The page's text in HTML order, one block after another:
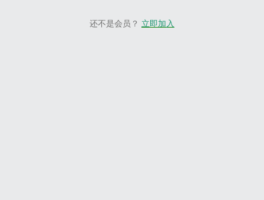
还不是会员？ 立即加入